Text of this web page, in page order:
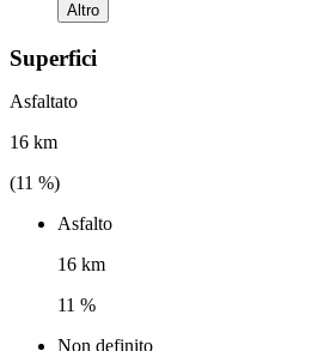
Altro
Superfici
Asfaltato
16 km
(11 %)
Asfalto
16 km
11 %
Non definito